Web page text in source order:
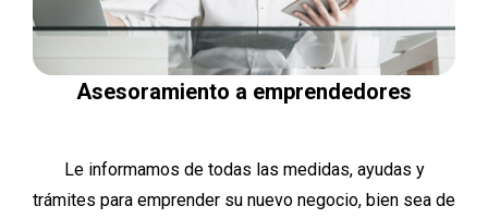
Asesoramiento a emprendedores
Le informamos de todas las medidas, ayudas y
trámites para emprender su nuevo negocio, bien sea de